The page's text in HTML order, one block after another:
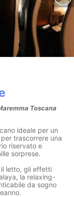
Toscana
ideale per un
trascorrere una
riservato e
sorprese.
il letto, gli effetti
la relaxing-
da sogno